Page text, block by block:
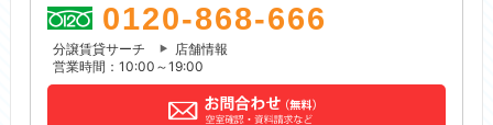
0120-868-666
分譲賃貸サーチ
店舗情報
営業時間：10:00～19:00